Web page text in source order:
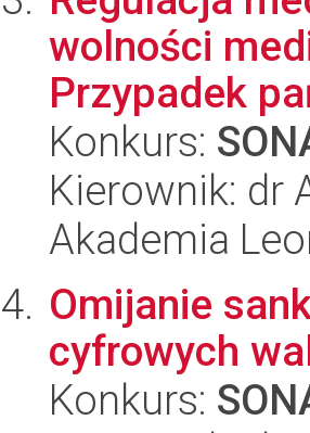
wolności
Przypadek
Konkurs:
Kierownik: dr
Akademia
Omijanie
cyfrowych
Konkurs: